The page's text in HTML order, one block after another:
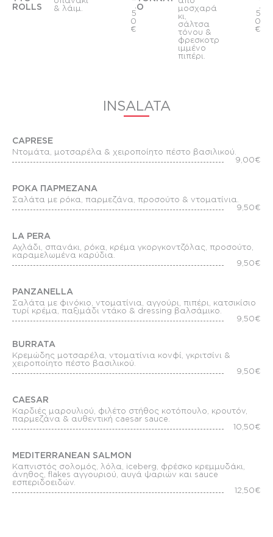
ROLLS
& λάιμ.
,
5
0
€
O
μοσχαρά
κι,
σάλτσα
τόνου &
φρεσκοτρ
ιμμένο
πιπέρι.
,
5
0
€
INSALATA
CAPRESE
Nτομάτα, μοτσαρέλα & χειροποίητο πέστο βασιλικού.
9,00€
ΡΟΚΑ ΠΑΡΜΕΖΑΝΑ
Σαλάτα με ρόκα, παρμεζάνα, προσούτο & ντοματίνια.
9,50€
LA PERA
Αχλάδι, σπανάκι, ρόκα, κρέμα γκοργκοντζόλας, προσούτο,
καραμελωμένα καρύδια.
9,50€
PANZANELLA
Σαλάτα με φινόκιο, ντοματίνια, αγγούρι, πιπέρι, κατσικίσιο
τυρί κρέμα, παξιμάδι ντάκο & dressing βαλσάμικο.
9,50€
BURRATA
Κρεμώδης μοτσαρέλα, ντοματίνια κονφί, γκριτσίνι &
χειροποίητο πέστο βασιλικού.
9,50€
CAESAR
Καρδιές μαρουλιού, φιλέτο στήθος κοτόπουλο, κρουτόν,
παρμεζάνα & αυθεντική caesar sauce.
10,50€
MEDITERRANEAN SALMON
Καπνιστός σολομός, λόλα, iceberg, φρέσκο κρεμμυδάκι,
άνηθος, flakes αγγουριού, αυγά ψαριών και sauce
εσπεριδοειδών.
12,50€